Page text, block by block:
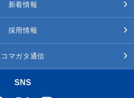
新着情報
採用情報
コマガタ通信
SNS